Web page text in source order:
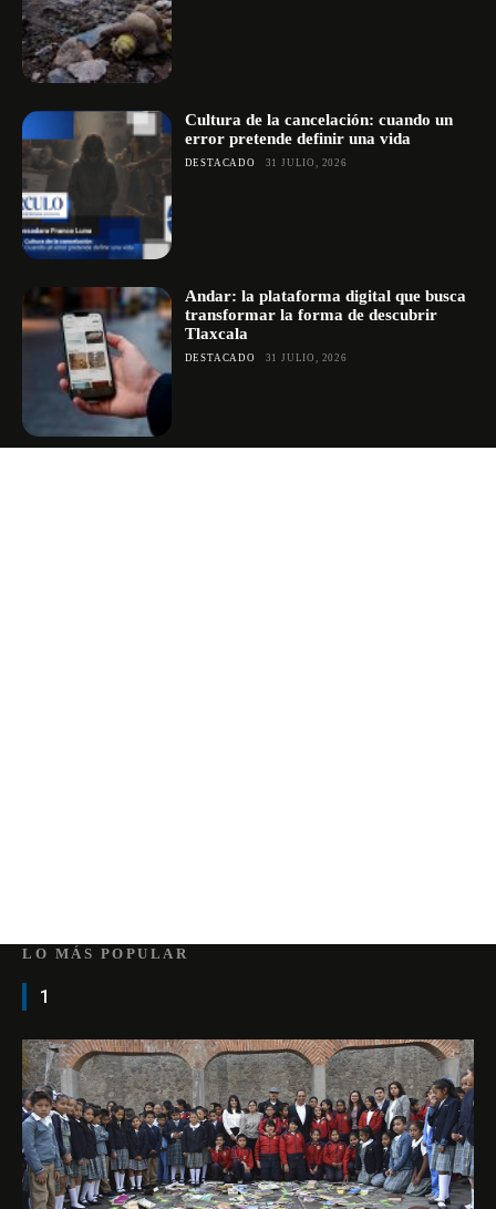
Cultura de la cancelación: cuando un
error pretende definir una vida
DESTACADO 31 JULIO, 2026
Andar: la plataforma digital que busca
transformar la forma de descubrir
Tlaxcala
DESTACADO 31 JULIO, 2026
LO MÁS POPULAR
1